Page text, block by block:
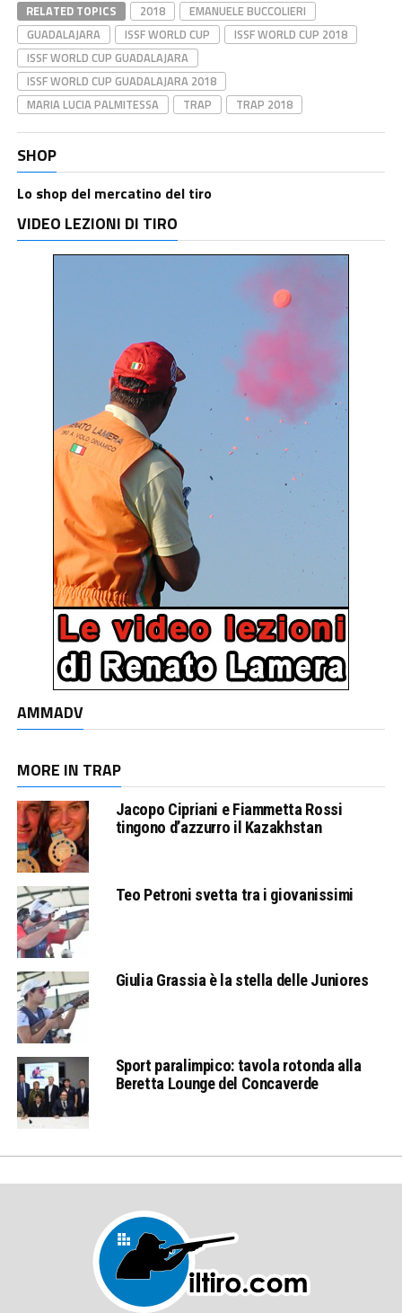
RELATED TOPICS 2018
EMANUELE BUCCOLIERI
GUADALAJARA
ISSF WORLD CUP
ISSF WORLD CUP 2018
ISSF WORLD CUP GUADALAJARA
ISSF WORLD CUP GUADALAJARA 2018
MARIA LUCIA PALMITESSA
TRAP TRAP 2018
SHOP
Lo shop del mercatino del tiro
VIDEO LEZIONI DI TIRO
AMMADV
MORE IN TRAP
Jacopo Cipriani e Fiammetta Rossi
tingono d’azzurro il Kazakhstan
Teo Petroni svetta tra i giovanissimi
Giulia Grassia è la stella delle Juniores
Sport paralimpico: tavola rotonda alla
Beretta Lounge del Concaverde